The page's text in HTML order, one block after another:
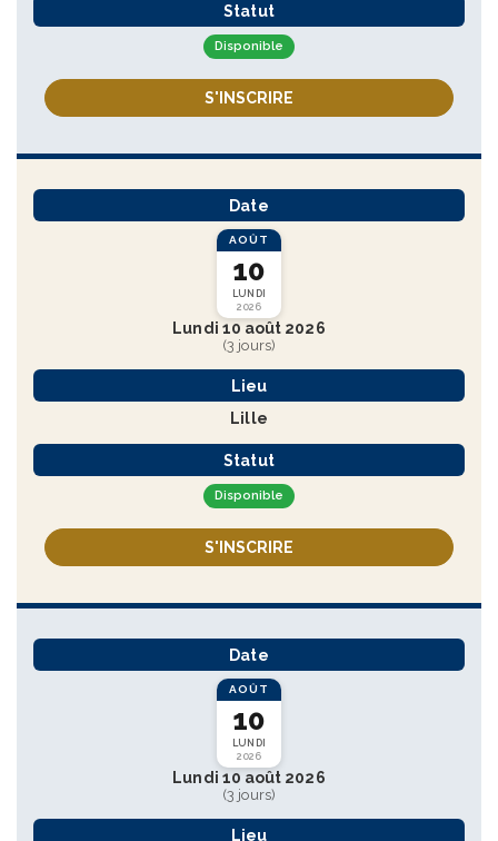
Statut
Disponible
S'INSCRIRE
Date
AOÛT
10
LUNDI
2026
Lundi 10 août 2026
(3 jours)
Lieu
Lille
Statut
Disponible
S'INSCRIRE
Date
AOÛT
10
LUNDI
2026
Lundi 10 août 2026
(3 jours)
Lieu